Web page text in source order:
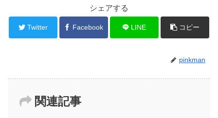
シェアする
Twitter Facebook LINE コピー
pinkman
関連記事